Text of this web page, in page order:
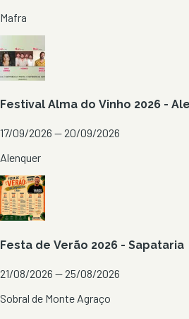
Mafra
Festival Alma do Vinho 2026 -
17/09/2026 — 20/09/2026
Alenquer
Festa de Verão 2026 - Sapataria
21/08/2026 — 25/08/2026
Sobral de Monte Agraço